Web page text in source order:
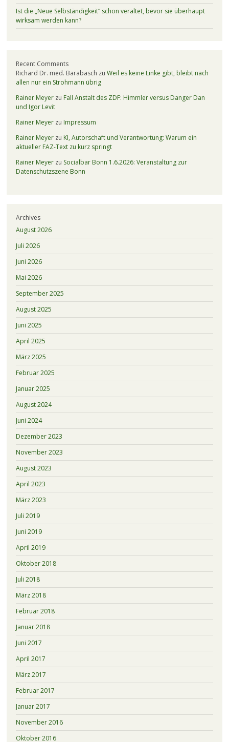
Ist die „Neue Selbständigkeit“ schon veraltet, bevor sie überhaupt
wirksam werden kann?
Recent Comments
Richard Dr. med. Barabasch zu Weil es keine Linke gibt, bleibt nach
allen nur ein Strohmann übrig
Rainer Meyerzu Fall Anstalt des ZDF: Himmler versus Danger Dan
und Igor Levit
Rainer Meyerzu Impressum
Rainer Meyerzu KI, Autorschaft und Verantwortung: Warum ein
aktueller FAZ-Text zu kurz springt
Rainer Meyerzu Socialbar Bonn 1.6.2026: Veranstaltung zur
Datenschutzszene Bonn
Archives
August 2026
Juli 2026
Juni 2026
Mai 2026
September 2025
August 2025
Juni 2025
April 2025
März 2025
Februar 2025
Januar 2025
August 2024
Juni 2024
Dezember 2023
November 2023
August 2023
April 2023
März 2023
Juli 2019
Juni 2019
April 2019
Oktober 2018
Juli 2018
März 2018
Februar 2018
Januar 2018
Juni 2017
April 2017
März 2017
Februar 2017
Januar 2017
November 2016
Oktober 2016